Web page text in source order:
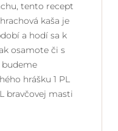
tento recept
kaša je
a hodí sa k
osamote či s
budeme
hrášku 1 PL
bravčovej masti